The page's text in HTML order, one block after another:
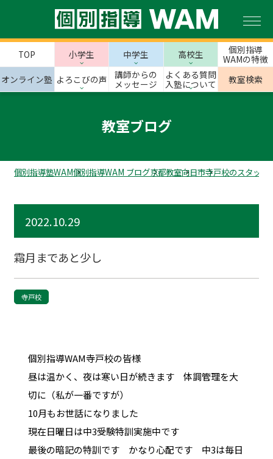
TOP 小学生 中学生 高校生
個別指導
WAMの特徴
オンライン塾 よろこびの声
講師からの
メッセージ
よくある質問
入塾について
教室検索
教室ブログ
個別指導塾WAM個別指導WAM ブログ京都教室向日市寺戸校のスタッフ
2022.10.29
霜月まであと少し
寺戸校
個別指導WAM寺戸校の皆様
昼は温かく、夜は寒い日が続きます 体調管理を大
切に（私が一番ですが）
10月もお世話になりました
現在日曜日は中3受験特訓実施中です
最後の暗記の特訓です かなり心配です 中3は毎日